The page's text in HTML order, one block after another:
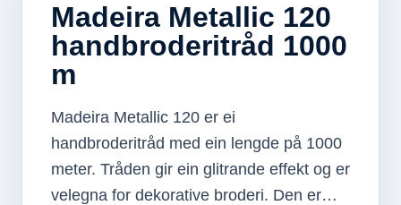
Madeira Metallic 120
handbroderitråd 1000
m
Madeira Metallic 120 er ei
handbroderitråd med ein lengde på 1000
meter. Tråden gir ein glitrande effekt og er
velegna for dekorative broderi. Den er…